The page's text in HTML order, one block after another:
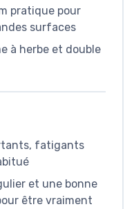
pratique pour
surfaces
à herbe et double
fatigants
et une bonne
être vraiment